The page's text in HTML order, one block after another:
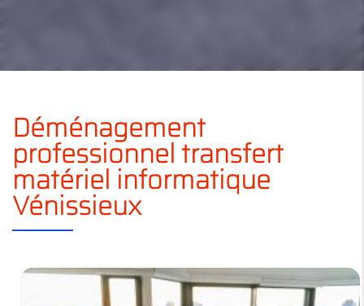
Déménagement
professionnel transfert
matériel informatique
Vénissieux